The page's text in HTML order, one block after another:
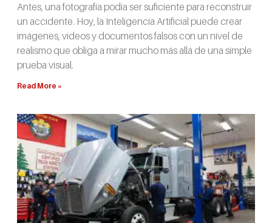
Antes, una fotografía podía ser suficiente para reconstruir
un accidente. Hoy, la Inteligencia Artificial puede crear
imágenes, videos y documentos falsos con un nivel de
realismo que obliga a mirar mucho más allá de una simple
prueba visual.
Read More »